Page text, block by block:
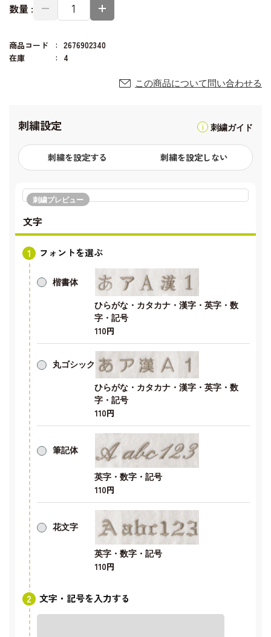
数量 :
商品コード
2676902340
在庫
4
この商品について問い合わせる
刺繍設定 刺繍ガイド
刺繍を設定する 刺繍を設定しない
刺繍プレビュー
文字
フォントを選ぶ
楷書体
ひらがな・カタカナ・漢字・英字・数
字・記号
110円
丸ゴシック
ひらがな・カタカナ・漢字・英字・数
字・記号
110円
筆記体
英字・数字・記号
110円
花文字
英字・数字・記号
110円
文字・記号を入力する